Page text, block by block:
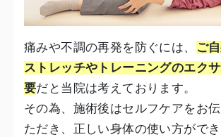
痛みや不調の再発を防ぐには、
ご
ストレッチやトレーニングのエク
要だと当院は考えております。
その為、施術後はセルフケアをお
ただき、正しい身体の使い方がで